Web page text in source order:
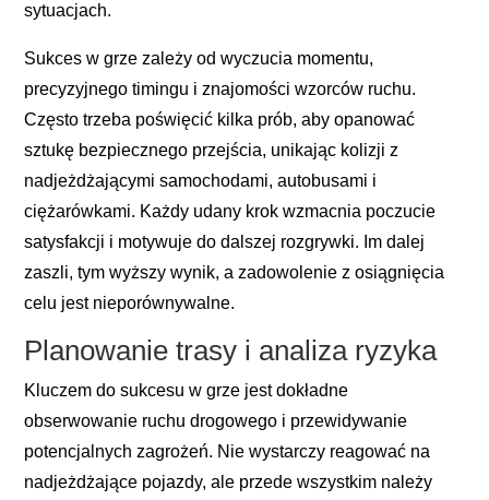
sytuacjach.
Sukces w grze zależy od wyczucia momentu,
precyzyjnego timingu i znajomości wzorców ruchu.
Często trzeba poświęcić kilka prób, aby opanować
sztukę bezpiecznego przejścia, unikając kolizji z
nadjeżdżającymi samochodami, autobusami i
ciężarówkami. Każdy udany krok wzmacnia poczucie
satysfakcji i motywuje do dalszej rozgrywki. Im dalej
zaszli, tym wyższy wynik, a zadowolenie z osiągnięcia
celu jest nieporównywalne.
Planowanie trasy i analiza ryzyka
Kluczem do sukcesu w grze jest dokładne
obserwowanie ruchu drogowego i przewidywanie
potencjalnych zagrożeń. Nie wystarczy reagować na
nadjeżdżające pojazdy, ale przede wszystkim należy